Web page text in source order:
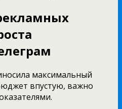
максимальный
впустую, важно